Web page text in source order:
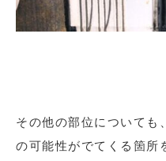
その他の部位についても
の可能性がでてくる箇所